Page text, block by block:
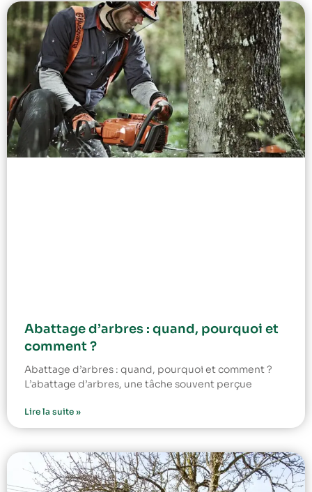
Abattage d’arbres : quand, pourquoi et
comment ?
Abattage d’arbres : quand, pourquoi et comment ?
L’abattage d’arbres, une tâche souvent perçue
Lire la suite »